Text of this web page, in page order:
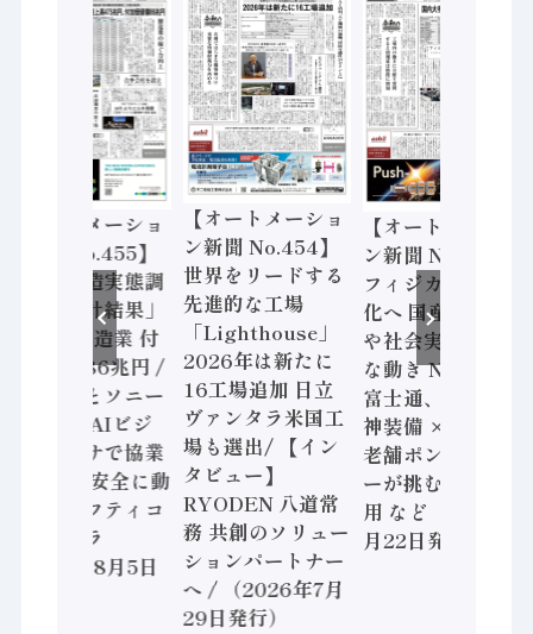
【オートメーショ
ン新聞 No.455】
「経済構造実態調
査二次集計結果」
2024年製造業 付
加価値額86兆円 /
三菱電機とソニー
セミコン AIビジ
ョンセンサで協業
/ IDEC、安全に動
かすセーフティコ
ントローラ
（2026年8月5日
【オートメーショ
ン新聞 No.454】
世界をリードする
先進的な工場
「Lighthouse」
2026年は新たに
16工場追加 日立
ヴァンタラ米国工
場も選出/ 【イン
タビュー】
RYODEN 八道常
務 共創のソリュー
ションパートナー
へ / （2026年7月
29日発行）
【オートメーショ
ン新聞 No.453】
フィジカルAI本格
化へ 国産AI開発
や社会実装に活発
な動き Noetra、
富士通、日立 / 兵
神装備 × HMS、
老舗ポンプメーカ
ーが挑むデータ活
用 など（2026年7
月22日発行）